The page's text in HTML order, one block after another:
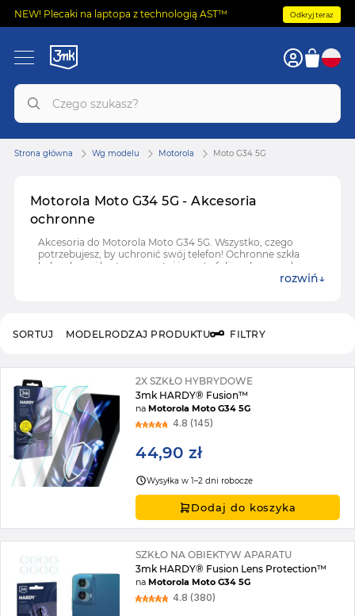
NEW! Plecaki na laptopa z technologią AST™ Odkryj teraz
Motorola Moto G34 5G - Akcesoria
ochronne
Akcesoria do Motorola Moto G34 5G. Wszystko, czego
potrzebujesz, by uchronić swój telefon! Ochronne szkła
hybrydowe i hartowane, etui i case'y, folie ochronne do
rozwiń
Strona główna Wg modelu Motorola Moto G34 5G
MODELRODZAJ PRODUKTU FILTRY
SORTUJ
2X SZKŁO HYBRYDOWE
3mk HARDY® Fusion™
naMotorola Moto G34 5G
4.8 (145)
44,90 zł
Wysyłka w 1–2 dni robocze
Dodaj do koszyka
SZKŁO NA OBIEKTYW APARATU
3mk HARDY® Fusion Lens Protection™
naMotorola Moto G34 5G
4.8 (380)